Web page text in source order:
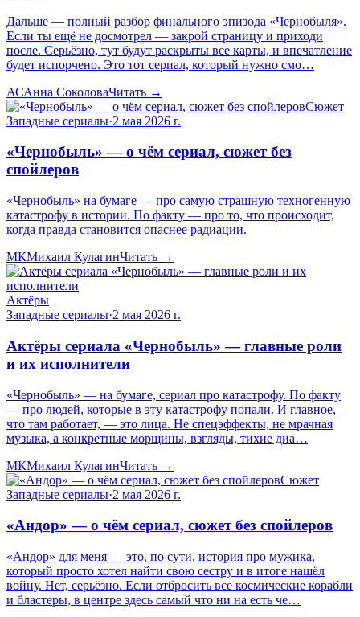
Дальше — полный разбор финального эпизода «Чернобыля».
Если ты ещё не досмотрел — закрой страницу и приходи
после. Серьёзно, тут будут раскрыты все карты, и впечатление
будет испорчено. Это тот сериал, который нужно смо…
АСАнна СоколоваЧитать →
Сюжет
Западные сериалы·2 мая 2026 г.
«Чернобыль» — о чём сериал, сюжет без
спойлеров
«Чернобыль» на бумаге — про самую страшную техногенную
катастрофу в истории. По факту — про то, что происходит,
когда правда становится опаснее радиации.
МКМихаил КулагинЧитать →
Актёры
Западные сериалы·2 мая 2026 г.
Актёры сериала «Чернобыль» — главные роли
и их исполнители
«Чернобыль» — на бумаге, сериал про катастрофу. По факту
— про людей, которые в эту катастрофу попали. И главное,
что там работает, — это лица. Не спецэффекты, не мрачная
музыка, а конкретные морщины, взгляды, тихие диа…
МКМихаил КулагинЧитать →
Сюжет
Западные сериалы·2 мая 2026 г.
«Андор» — о чём сериал, сюжет без спойлеров
«Андор» для меня — это, по сути, история про мужика,
который просто хотел найти свою сестру и в итоге нашёл
войну. Нет, серьёзно. Если отбросить все космические корабли
и бластеры, в центре здесь самый что ни на есть че…